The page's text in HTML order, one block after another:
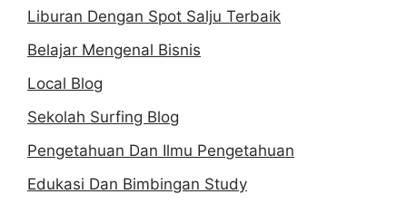
Liburan Dengan Spot Salju Terbaik
Belajar Mengenal Bisnis
Local Blog
Sekolah Surfing Blog
Pengetahuan Dan Ilmu Pengetahuan
Edukasi Dan Bimbingan Study